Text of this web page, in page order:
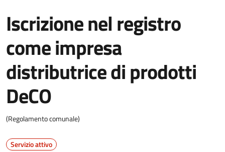
Iscrizione nel registro
come impresa
distributrice di prodotti
DeCO
(Regolamento comunale)
Servizio attivo